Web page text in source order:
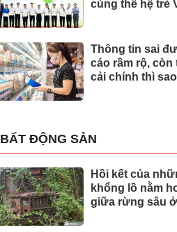
cùng thế hệ trẻ
Thông tin sai
cáo rầm rộ, còn
cải chính thì
BẤT ĐỘNG SẢN
Hồi kết của
khổng lồ nằm
giữa rừng sâu